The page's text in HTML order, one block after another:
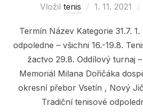
Vložil tenis
Posted
1. 11. 2021
Termín Název Kategorie 31.7.
odpoledne – všichni 16.-19.8.
žactvo 29.8. Oddílový turnaj
Memoriál Milana Dořičáka
okresní přebor Vsetín , Nový
Tradiční tenisové